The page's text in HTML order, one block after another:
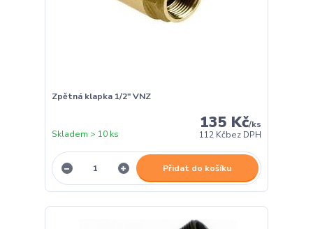
Zpětná klapka 1/2" VNZ
135 Kč/ks
112 Kčbez DPH
Skladem > 10 ks
Přidat do košíku